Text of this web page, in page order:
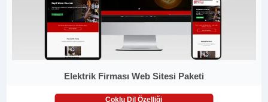
Elektrik Firması Web Sitesi Paketi
Çoklu Dil Özelliği